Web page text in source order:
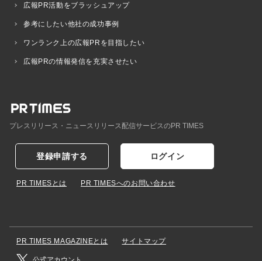
広報PR活動をブラッシュアップ
参考にしたい他社の成功事例
ワンランク上の広報PRを目指したい
広報PRの情報発信を充実させたい
プレスリリース・ニュースリリース配信サービスのPR TIMES
登録申請する ログイン
PR TIMESとは PR TIMESへのお問い合わせ
PR TIMES MAGAZINEとは サイトマップ